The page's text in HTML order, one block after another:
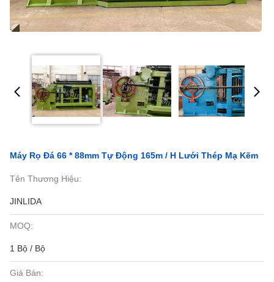
Máy Rọ Đá 66 * 88mm Tự Động 165m / H Lưới Thép Mạ Kẽm
Tên Thương Hiệu:
JINLIDA
MOQ:
1 Bộ / Bộ
Giá Bán: